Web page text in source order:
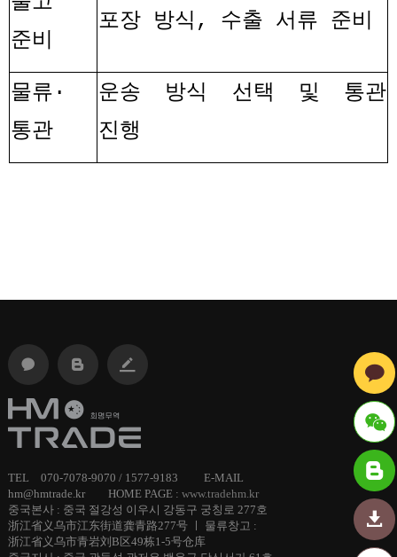
ID :
준비
포장 방식 , 수출 서류 준비
물류 ·
통관
운송 방식 선택 및 통관
진행
TEL 070-7078-9070 / 1577-9183 E-MAIL
hm@hmtrade.kr HOME PAGE : www.tradehm.kr
중국본사 : 중국 절강성 이우시 강동구 궁칭로 277호
浙江省义乌市江东街道龚青路277号 ㅣ 물류창고 :
浙江省义乌市青岩刘B区49栋1-5号仓库